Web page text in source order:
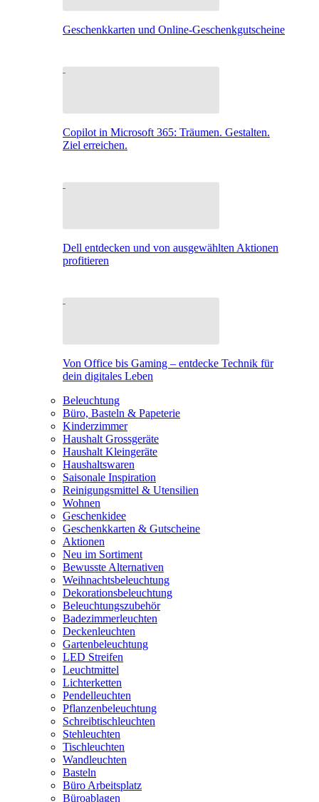
Geschenkkarten und Online-Geschenkgutscheine
Copilot in Microsoft 365: Träumen. Gestalten.
Ziel erreichen.
Dell entdecken und von ausgewählten Aktionen
profitieren
Von Office bis Gaming – entdecke Technik für
dein digitales Leben
Beleuchtung
Büro, Basteln & Papeterie
Kinderzimmer
Haushalt Grossgeräte
Haushalt Kleingeräte
Haushaltswaren
Saisonale Inspiration
Reinigungsmittel & Utensilien
Wohnen
Geschenkidee
Geschenkkarten & Gutscheine
Aktionen
Neu im Sortiment
Bewusste Alternativen
Weihnachtsbeleuchtung
Dekorationsbeleuchtung
Beleuchtungszubehör
Badezimmerleuchten
Deckenleuchten
Gartenbeleuchtung
LED Streifen
Leuchtmittel
Lichterketten
Pendelleuchten
Pflanzenbeleuchtung
Schreibtischleuchten
Stehleuchten
Tischleuchten
Wandleuchten
Basteln
Büro Arbeitsplatz
Büroablagen